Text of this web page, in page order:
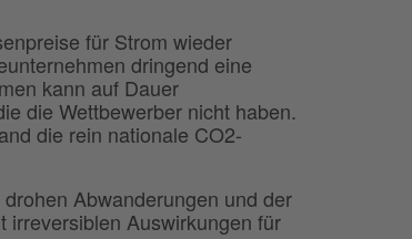
für Strom wieder
dringend eine
kann auf Dauer
die Wettbewerber nicht haben.
die rein nationale CO2-
Abwanderungen und der
irreversiblen Auswirkungen für